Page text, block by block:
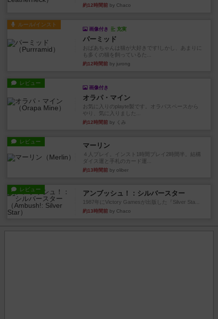
約12時間前 by Chaco
ルール/インスト
画像付き 充実
パーミッド
おばあちゃんは猫が大好きです!しかし、あまりに
も多くの猫を飼っているた...
約12時間前 by jurong
レビュー
画像付き
オラパ・マイン
お気に入りのplayte製です。オラパスペースから
やり、気に入りました...
約12時間前 by くみ
レビュー マーリン
４人プレイ。インスト1時間プレイ2時間半。結構
ダイス運と手札のカード運...
約13時間前 by oliber
レビュー アンブッシュ！：シルバースター
1987年にVictory Gamesが出版した『Silver Sta...
約13時間前 by Chaco